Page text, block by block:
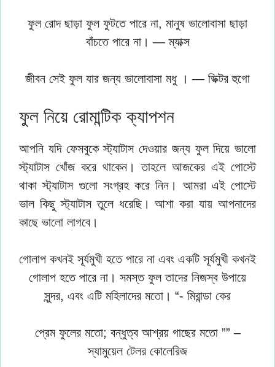
ফুল রোদ ছাড়া ফুল ফুটতে পারে না, মানুষ ভালোবাসা ছাড়া
বাঁচতে পারে না। — ম্যাক্স
জীবন সেই ফুল যার জন্য ভালোবাসা মধু । — ভিক্টর হুগো
ফুল নিয়ে রোমান্টিক ক্যাপশন
আপনি যদি ফেসবুকে স্ট্যাটাস দেওয়ার জন্য ফুল দিয়ে ভালো
স্ট্যাটাস খোঁজ করে থাকেন। তাহলে আজকের এই পোস্টে
থাকা স্ট্যাটাস গুলো সংগ্রহ করে নিন। আমরা এই পোস্টে
ভাল কিছু স্ট্যাটাস তুলে ধরেছি। আশা করা যায় আপনাদের
কাছে ভালো লাগবে।
গোলাপ কখনই সূর্যমুখী হতে পারে না এবং একটি সূর্যমুখী কখনই
গোলাপ হতে পারে না। সমস্ত ফুল তাদের নিজস্ব উপায়ে
সুন্দর, এবং এটি মহিলাদের মতো। “- মিরান্ডা কের
প্রেম ফুলের মতো; বন্ধুত্ব আশ্রয় গাছের মতো ”” –
স্যামুয়েল টেলর কোলেরিজ